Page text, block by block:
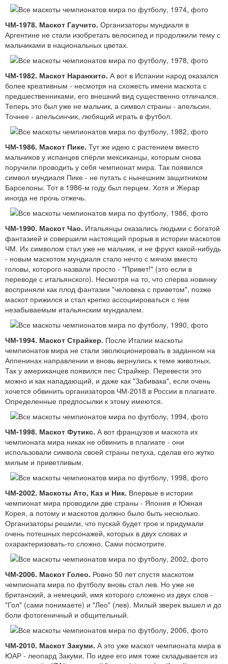
ЧМ-1978. Маскот Гаучито. Организаторы мундиаля в
Аргентине не стали изобретать велосипед и продолжили тему с
мальчиками в национальных цветах.
ЧМ-1982. Маскот Наранхито. А вот в Испании народ оказался
более креативным - несмотря на схожесть имени маскота с
предшественниками, его внешний вид существенно отличался.
Теперь это был уже не мальчик, а символ страны - апельсин.
Точнее - апельсинчик, любящий играть в футбол.
ЧМ-1986. Маскот Пике. Тут же идею с растением вместо
мальчиков у испанцев спёрли мексиканцы, которым снова
поручили проводить у себя чемпионат мира. Так появился
символ мундиаля Пике - не путать с нынешним защитником
Барселоны. Тот в 1986-м году был перцем. Хотя и Жерар
иногда не прочь отжечь.
ЧМ-1990. Маскот Чао. Итальянцы оказались людьми с богатой
фантазией и совершили настоящий прорыв в истории маскотов
ЧМ. Их символом стал уже не мальчик, и не фрукт какой-нибудь
- новым маскотом мундиаля стало нечто с мячом вместо
головы, которого назвали просто - "Привет!" (это если в
переводе с итальянского). Несмотря на то, что сперва новинку
восприняли как плод фантазии "человека с приветом", позже
маскот прижился и стал крепко ассоциироваться с тем
незабываемым итальянским мундиалем.
ЧМ-1994. Маскот Страйкер. После Италии маскоты
чемпионатов мира не стали эволюционировать в заданном на
Аппенинах направлении и вновь вернулись к теме животных.
Так у американцев появился пес Страйкер. Перевести это
можно и как нападающий, и даже как "Забивака", если очень
хочется обвинить организаторов ЧМ-2018 в России в плагиате.
Определенные предпосылки к этому имеются.
ЧМ-1998. Маскот Футикс. А вот французов и маскота их
чемпионата мира никак не обвинить в плагиате - они
использовали символа своей страны петуха, сделав его жутко
милым и приветливым.
ЧМ-2002. Маскоты Ато, Каз и Ник. Впервые в истории
чемпионат мира проводили две страны - Япония и Южная
Корея, а потому и маскотов должно было быть несколько.
Организаторы решили, что пускай будет трое и придумали
очень потешных персонажей, которых в двух словах и
охарактеризовать-то сложно. Сами посмотрите.
ЧМ-2006. Маскот Голео. Ровно 50 лет спустя маскотом
чемпионата мира по футболу вновь стал лев. Но уже не
британский, а немецкий, имя которого сложено из двух слов -
"Гол" (сами понимаете) и "Лео" (лев). Милый зверек вышел и до
боли фотогеничный и общительный.
ЧМ-2010. Маскот Закуми. А это уже маскот чемпионата мира в
ЮАР - леопард Закуми. По идее его имя тоже складывается из